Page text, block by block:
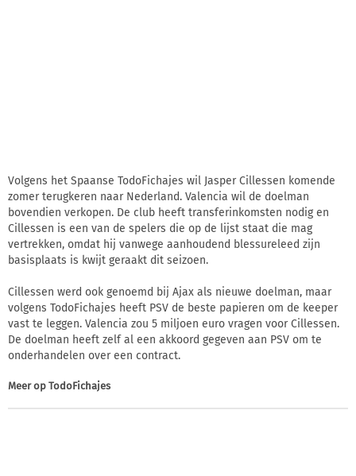
Volgens het Spaanse TodoFichajes wil Jasper Cillessen komende
zomer terugkeren naar Nederland. Valencia wil de doelman
bovendien verkopen. De club heeft transferinkomsten nodig en
Cillessen is een van de spelers die op de lijst staat die mag
vertrekken, omdat hij vanwege aanhoudend blessureleed zijn
basisplaats is kwijt geraakt dit seizoen.
Cillessen werd ook genoemd bij Ajax als nieuwe doelman, maar
volgens TodoFichajes heeft PSV de beste papieren om de keeper
vast te leggen. Valencia zou 5 miljoen euro vragen voor Cillessen.
De doelman heeft zelf al een akkoord gegeven aan PSV om te
onderhandelen over een contract.
Meer op TodoFichajes